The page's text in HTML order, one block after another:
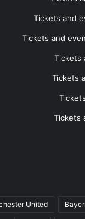
Tickets and
Tickets and
Tickets
Tickets
Tickets
United